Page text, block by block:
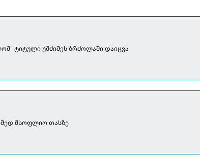
ტიტული უმძიმეს ბრძოლაში დაიცვა
მსოფლიო თასზე